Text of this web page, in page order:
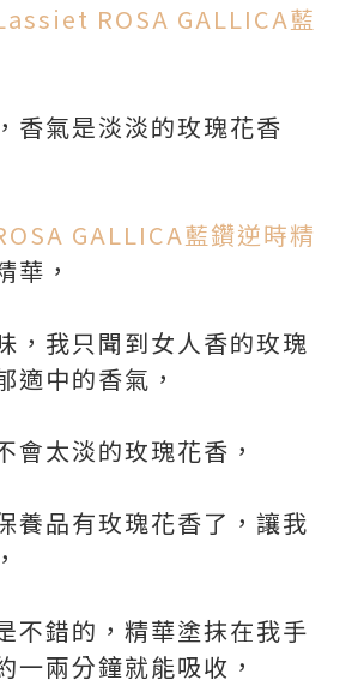
ROSA GALLICA藍
香氣是淡淡的玫瑰花香
GALLICA藍鑽逆時精
華，
，我只聞到女人香的玫瑰
適中的香氣，
會太淡的玫瑰花香，
養品有玫瑰花香了，讓我
不錯的，精華塗抹在我手
一兩分鐘就能吸收，